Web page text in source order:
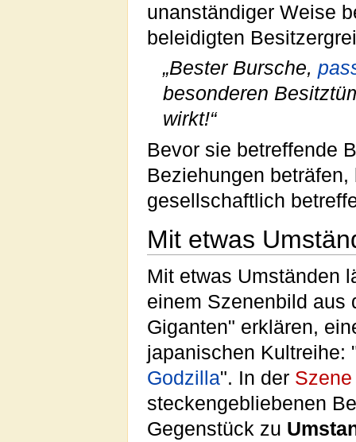
unanständiger Weise
beleidigten
„Bester Bursche,
besonderen
wirkt!“
Bevor sie betreffende
Beziehungen
gesellschaftlich
Mit etwas
Mit etwas Umständen
einem Szenenbild aus
Giganten" erklären,
japanischen Kultreihe:
Godzilla". In der Szene
steckengebliebenen
Gegenstück zu